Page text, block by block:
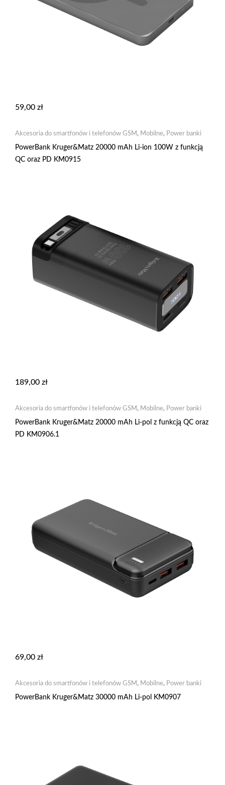
59,00 zł
Akcesoria do smartfonów i telefonów GSM , Mobilne, Power banki
PowerBank Kruger&Matz 20000 mAh Li-ion 100W z funkcją
QC oraz PD KM0915
189,00 zł
Akcesoria do smartfonów i telefonów GSM , Mobilne, Power banki
PowerBank Kruger&Matz 20000 mAh Li-pol z funkcją QC oraz
PD KM0906.1
69,00 zł
Akcesoria do smartfonów i telefonów GSM , Mobilne, Power banki
PowerBank Kruger&Matz 30000 mAh Li-pol KM0907